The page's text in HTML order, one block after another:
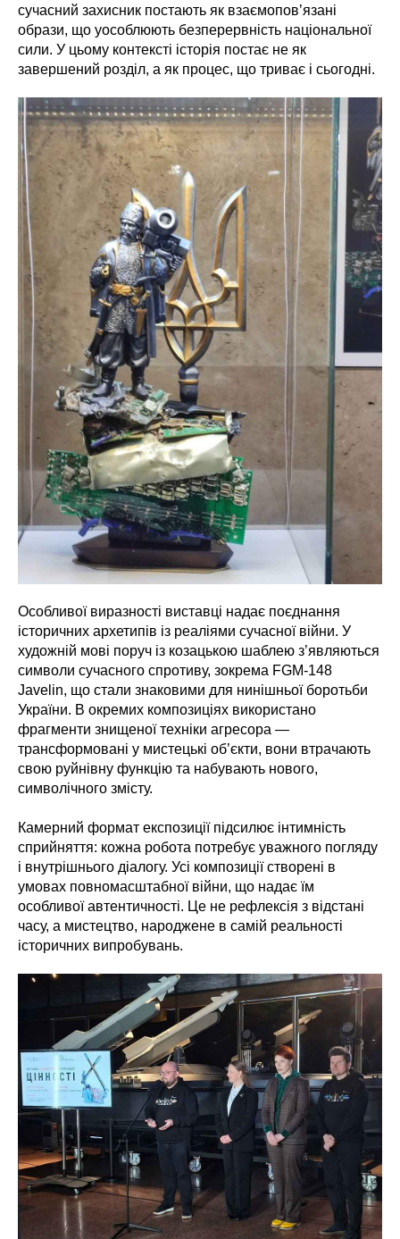
сучасний захисник постають як взаємопов’язані
образи, що уособлюють безперервність національної
сили. У цьому контексті історія постає не як
завершений розділ, а як процес, що триває і сьогодні.
Особливої виразності виставці надає поєднання
історичних архетипів із реаліями сучасної війни. У
художній мові поруч із козацькою шаблею з’являються
символи сучасного спротиву, зокрема FGM-148
Javelin, що стали знаковими для нинішньої боротьби
України. В окремих композиціях використано
фрагменти знищеної техніки агресора —
трансформовані у мистецькі об’єкти, вони втрачають
свою руйнівну функцію та набувають нового,
символічного змісту.
Камерний формат експозиції підсилює інтимність
сприйняття: кожна робота потребує уважного погляду
і внутрішнього діалогу. Усі композиції створені в
умовах повномасштабної війни, що надає їм
особливої автентичності. Це не рефлексія з відстані
часу, а мистецтво, народжене в самій реальності
історичних випробувань.